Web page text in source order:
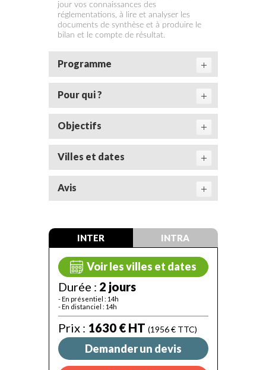
jour vos connaissances des
réglementations, à lire et analyser les
documents de synthèse et à produire le
bilan et le compte de résultat.
Programme
Pour qui ?
Objectifs
Villes et dates
Avis
INTER
Voir les villes et dates
Durée : 2 jours
- En présentiel : 14h
- En distanciel : 14h
Prix : 1630 € HT (1956 € TTC)
Demander un devis
INTRA